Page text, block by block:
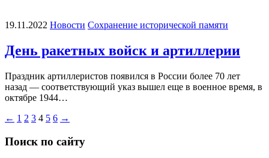
19.11.2022 Новости Сохранение исторической памяти
День ракетных войск и артиллерии
Праздник артиллеристов появился в России более 70 лет
назад — соответствующий указ вышел еще в военное время, в
октябре 1944…
Пагинация
записей
← 1 2 3 4 5 6 →
Поиск по сайту